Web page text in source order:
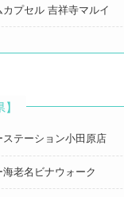
カプセル 吉祥寺マルイ
ステーション小田原店
海老名ビナウォーク